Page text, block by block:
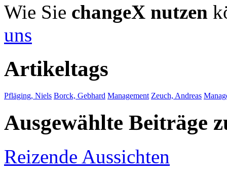
Wie Sie changeX nutzen
uns
Artikeltags
Pfläging, Niels Borck, Gebhard Management Zeuch, Andreas
Ausgewählte Beiträge
Reizende Aussichten